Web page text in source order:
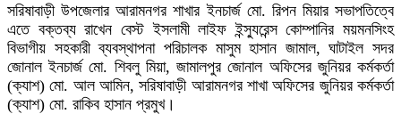
সরিষাবাড়ী উপজেলার আরামনগর শাখার ইনচার্জ মো. রিপন মিয়ার সভাপতিত্বে
এতে বক্তব্য রাখেন বেস্ট ইসলামী লাইফ ইন্স্যুরেন্স কোম্পানির ময়মনসিংহ
বিভাগীয় সহকারী ব্যবস্থাপনা পরিচালক মাসুম হাসান জামাল, ঘাটাইল সদর
জোনাল ইনচার্জ মো. শিবলু মিয়া, জামালপুর জোনাল অফিসের জুনিয়র কর্মকর্তা
(ক্যাশ) মো. আল আমিন, সরিষাবাড়ী আরামনগর শাখা অফিসের জুনিয়র কর্মকর্তা
(ক্যাশ) মো. রাকিব হাসান প্রমুখ।